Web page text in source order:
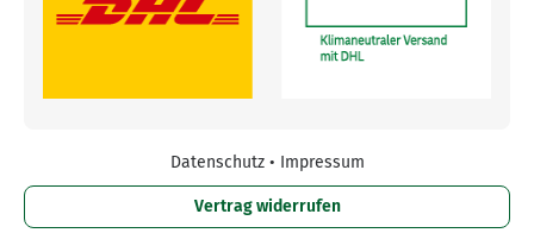
Datenschutz • Impressum
Vertrag widerrufen